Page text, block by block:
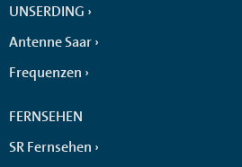
UNSERDING
Antenne Saar
Frequenzen
FERNSEHEN
SR Fernsehen